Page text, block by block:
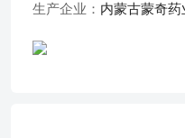
生产企业： 内蒙古蒙奇药